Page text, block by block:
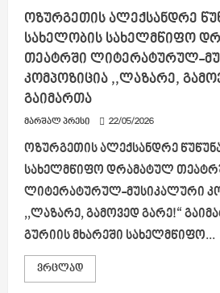
რეგიონში
სიმღერისა
და
ცეკვის
ბავშვთა
ფოლკლორული
ანსამბლების
ოლიმპიადის
პირველი
ეტაპი
ჩატარდა
ოზურგეთის ალექსანდრე
სახელობის სახელმწიფო
თეატრში ლიტერატურულ-
კომპოზიცია ,,ლაზარე,
გაიმართა
მარშალ პრესი 22/05/2026
ოზურგეთის ალექსანდრე
სახელმწიფო დრამატულ
ლიტერატურულ-მუსიკალური
,,ლაზარე, გამოვედ გარე!“
გურიის მხარეში სახელმწიფო...
ვრცლადRead
more